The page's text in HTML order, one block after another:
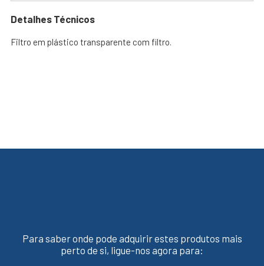
Detalhes Técnicos
Filtro em plástico transparente com filtro.
Para saber onde pode adquirir estes produtos mais
perto de si, ligue-nos agora para: